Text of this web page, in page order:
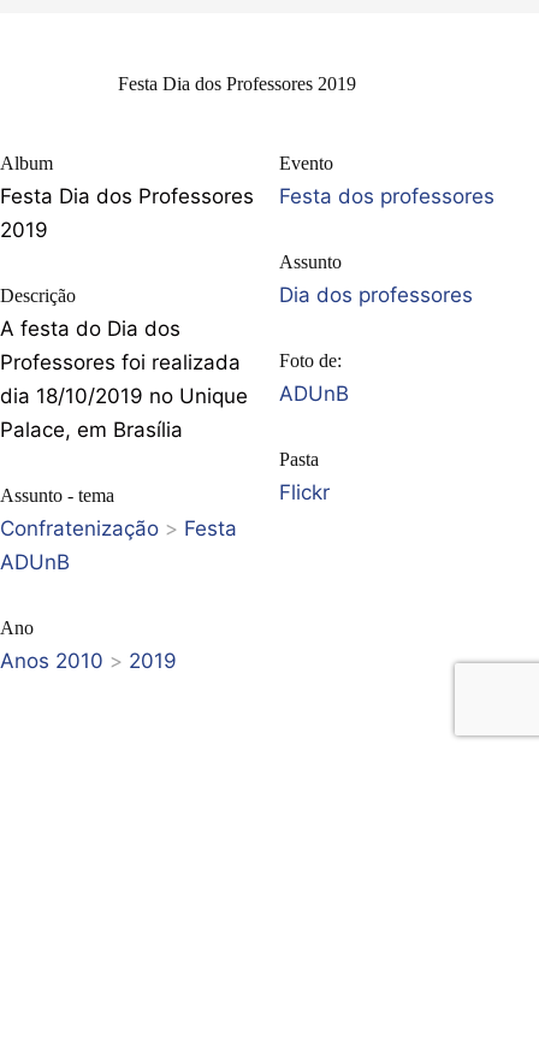
Festa Dia dos Professores 2019
Album
Festa Dia dos Professores
2019
Descrição
A festa do Dia dos
Professores foi realizada
dia 18/10/2019 no Unique
Palace, em Brasília
Assunto - tema
Confratenização > Festa
ADUnB
Ano
Anos 2010 > 2019
Evento
Festa dos professores
Assunto
Dia dos professores
Foto de:
ADUnB
Pasta
Flickr